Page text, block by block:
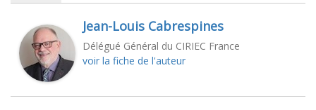
Jean-Louis Cabrespines
Délégué Général du CIRIEC France
voir la fiche de l'auteur